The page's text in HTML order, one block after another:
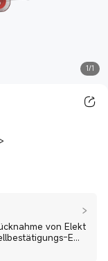
1/1
>
von Elekt
E...